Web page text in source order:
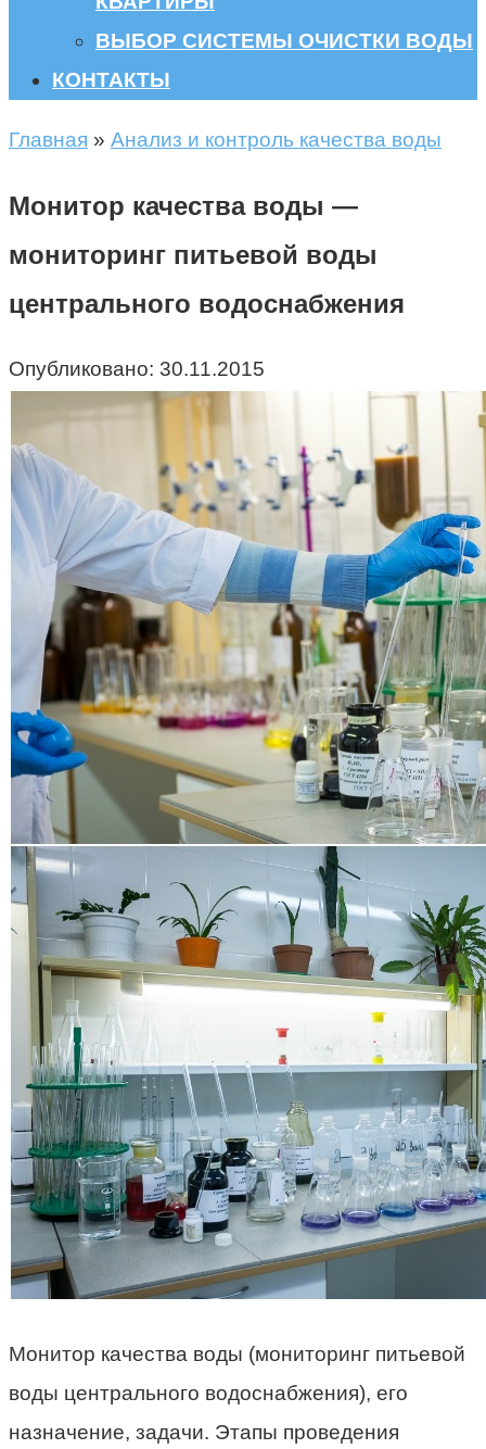
ВЫБОР СИСТЕМЫ ОЧИСТКИ ВОДЫ
КОНТАКТЫ
Главная » Анализ и контроль качества воды
Монитор качества воды —
мониторинг питьевой воды
центрального водоснабжения
Опубликовано: 30.11.2015
Монитор качества воды (мониторинг питьевой
воды центрального водоснабжения), его
назначение, задачи. Этапы проведения